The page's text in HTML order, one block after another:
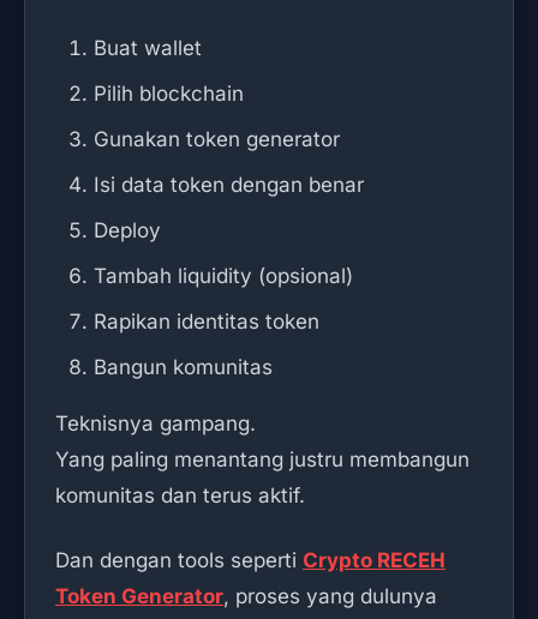
Buat wallet
Pilih blockchain
Gunakan token generator
Isi data token dengan benar
Deploy
Tambah liquidity (opsional)
Rapikan identitas token
Bangun komunitas
Teknisnya gampang.
Yang paling menantang justru membangun
komunitas dan terus aktif.
Dan dengan tools seperti Crypto RECEH
Token Generator, proses yang dulunya